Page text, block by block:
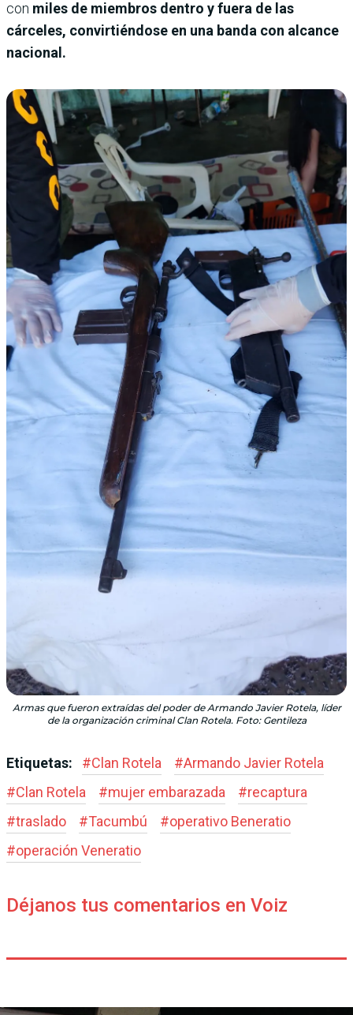
con miles de miembros dentro y fuera de las
cárceles, convirtiéndose en una banda con alcance
nacional.
Armas que fueron extraídas del poder de Armando Javier Rotela, líder
de la organización criminal Clan Rotela. Foto: Gentileza
Etiquetas: #Clan Rotela #Armando Javier Rotela
#Clan Rotela #mujer embarazada #recaptura
#traslado #Tacumbú #operativo Beneratio
#operación Veneratio
Déjanos tus comentarios en Voiz